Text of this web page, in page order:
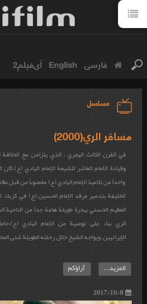
فارسی English آی‌فیلم2
مسلسل
مسافر الري(2000)
في القرن الثالث الهجري ، الذي يتزامن مع الخلافة
وقيادة الامام العاشر للشيعة الإمام الهادي
واحداً من تلاميذ الإمام الهادي (ع) مغضوباً من قبل
الخليفة بتدمير مرقد الإمام الحسين (ع) في
العظيم الحسني بهجرة طويلة هامة جداً من الناحية
الري بناء على توصية من الإمام الهادي
الإيرانيين.ويواجه الشيخ خلال رحلته الطويلة شتى
2017/10/8
المزيد... آراؤكم